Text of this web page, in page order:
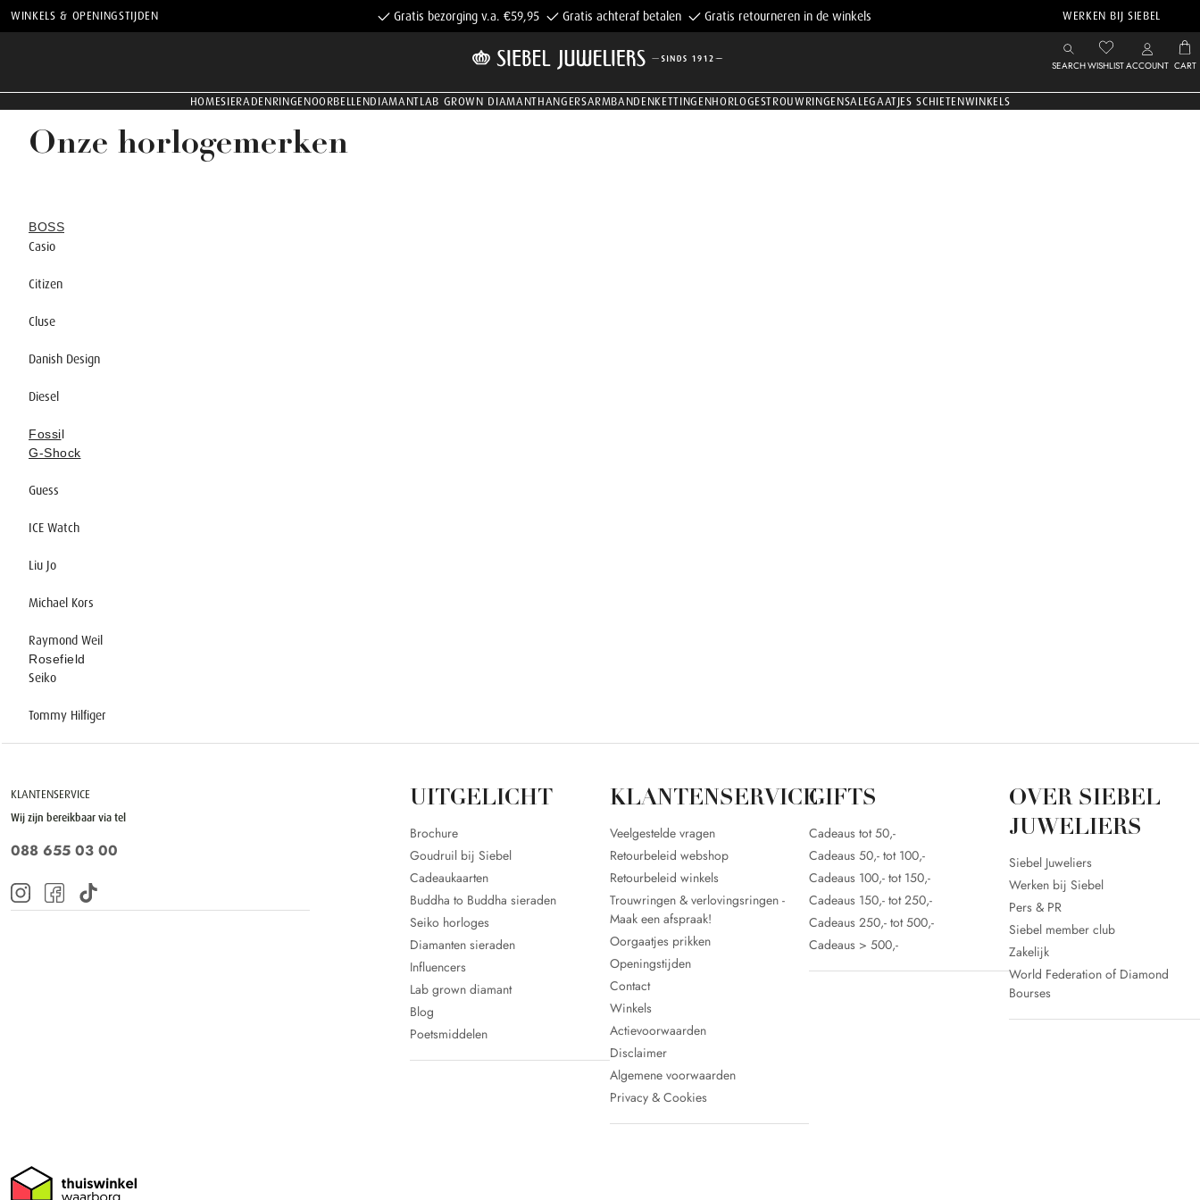
WINKELS & OPENINGSTIJDEN Gratis bezorging v.a. €59,95 Gratis achteraf betalen Gratis retourneren in de winkels WERKEN BIJ SIEBEL
SEARCHWISHLISTACCOUNT CART
HOMESIERADENRINGENOORBELLENDIAMANTLAB GROWN DIAMANTHANGERSARMBANDENKETTINGENHORLOGESTROUWRINGENSALEGAATJES SCHIETENWINKELS
Onze horlogemerken
BOSS
Casio
Citizen
Cluse
Danish Design
Diesel
Fossil
G-Shock
Guess
ICE Watch
Liu Jo
Michael Kors
Raymond Weil
Rosefield
Seiko
Tommy Hilfiger
KLANTENSERVICE
Wij zijn bereikbaar via tel
088 655 03 00
UITGELICHT
Brochure
Goudruil bij Siebel
Cadeaukaarten
Buddha to Buddha sieraden
Seiko horloges
Diamanten sieraden
Influencers
Lab grown diamant
Blog
Poetsmiddelen
KLANTENSERVICE
Veelgestelde vragen
Retourbeleid webshop
Retourbeleid winkels
Trouwringen & verlovingsringen -
Maak een afspraak!
Oorgaatjes prikken
Openingstijden
Contact
Winkels
Actievoorwaarden
Disclaimer
Algemene voorwaarden
Privacy & Cookies
GIFTS
Cadeaus tot 50,-
Cadeaus 50,- tot 100,-
Cadeaus 100,- tot 150,-
Cadeaus 150,- tot 250,-
Cadeaus 250,- tot 500,-
Cadeaus > 500,-
OVER SIEBEL
JUWELIERS
Siebel Juweliers
Werken bij Siebel
Pers & PR
Siebel member club
Zakelijk
World Federation of Diamond
Bourses